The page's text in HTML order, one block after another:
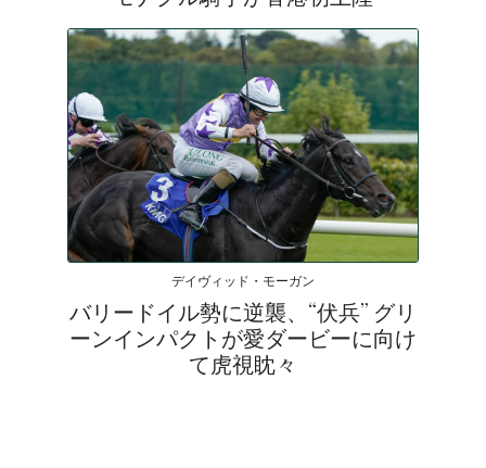
デイヴィッド・モーガン
バリードイル勢に逆襲、“伏兵” グリ
ーンインパクトが愛ダービーに向け
て虎視眈々